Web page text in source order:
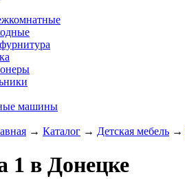
машины
→ Каталог → Детская мебель →
1 в Донецке